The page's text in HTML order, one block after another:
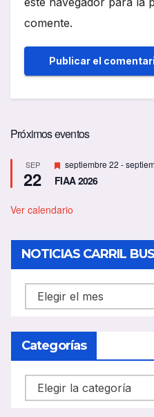
comente.
Próximos eventos
SEP
22
D
e
s
a
d
o
septiembre 22 -
FIAA 2026
Ver calendario
NOTICIAS CARRIL BUS
NOTICIAS
CARRIL
BUS
Categorías
Categorías